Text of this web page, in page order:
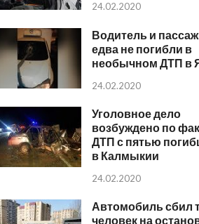
24.02.2020
Водитель и
едва не погибли в
необычном ДТП в
24.02.2020
Уголовное дело
возбуждено по
ДТП с пятью
в Калмыкии
24.02.2020
Автомобиль сбил
человек на